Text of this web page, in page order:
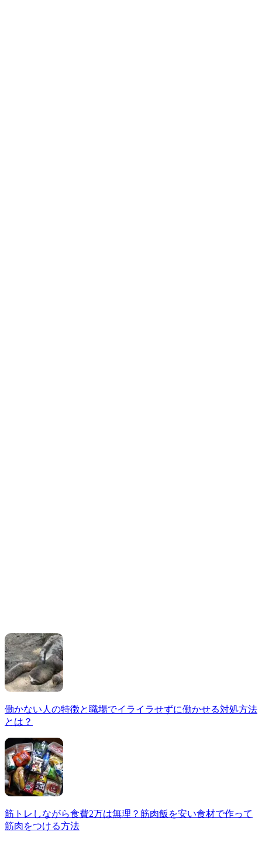
働かない人の特徴と職場でイライラせずに働かせる対処方法
とは？
筋トレしながら食費2万は無理？筋肉飯を安い食材で作って
筋肉をつける方法